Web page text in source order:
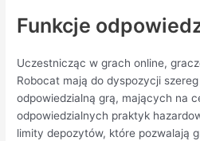
Funkcje
Uczestnicząc w grach online,
Robocat mają do dyspozycji
odpowiedzialną grą, mających na
odpowiedzialnych praktyk
limity depozytów, które pozwalają